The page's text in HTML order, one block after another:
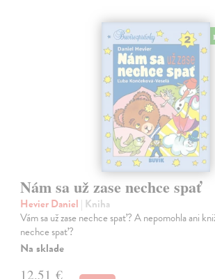
Nám sa už zase nechce spať
Hevier Daniel | Kniha
Vám sa už zase nechce spať? A nepomohla ani
nechce spať?
Na sklade
12,51 €